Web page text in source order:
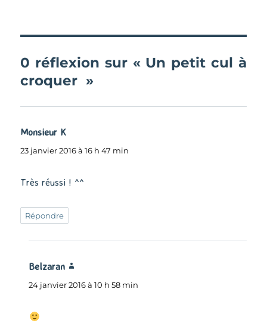
0 réflexion sur « Un petit cul à
croquer »
Monsieur K
23 janvier 2016 à 16 h 47 min
Très réussi ! ^^
Répondre
Belzaran
24 janvier 2016 à 10 h 58 min